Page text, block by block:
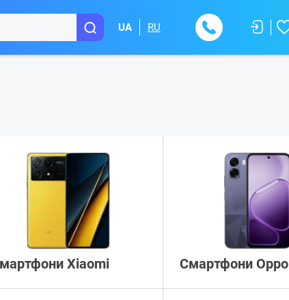
UA RU
Xiaomi Смартфони Oppo